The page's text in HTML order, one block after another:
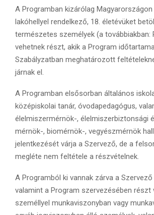
A Programban kizárólag Magyarországon
lakóhellyel rendelkező, 18. életévüket
természetes személyek (a továbbiakban:
vehetnek részt, akik a Program
Szabályzatban meghatározott
járnak el.
A Programban elsősorban általános
középiskolai tanár, óvodapedagógus,
élelmiszermérnök-, élelmiszerbiztonsági
mérnök-, biomérnök-, vegyészmérnök
jelentkezését várja a Szervező, de a
megléte nem feltétele a részvételnek.
A Programból ki vannak zárva a
valamint a Program szervezésében részt
személlyel munkaviszonyban vagy